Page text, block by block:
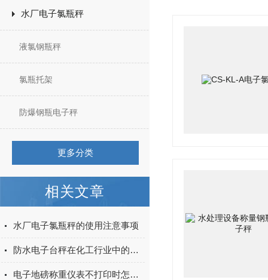
水厂电子氯瓶秤
液氯钢瓶秤
氯瓶托架
防爆钢瓶电子秤
更多分类
相关文章
水厂电子氯瓶秤的使用注意事项
防水电子台秤在化工行业中的应用
电子地磅称重仪表不打印时怎么办